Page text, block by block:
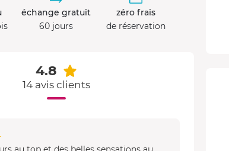
échange gratuit
60 jours
zéro frais
de réservation
4.8
14 avis clients